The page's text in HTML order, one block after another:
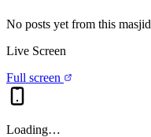
No posts yet from this masjid
Live Screen
Full screen
Loading…